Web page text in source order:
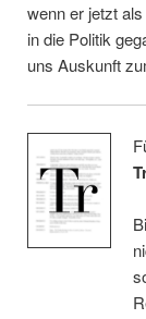
n
g
e
n
r
i
n
g
e
wenn er jetzt
in die Politik
uns Auskunft